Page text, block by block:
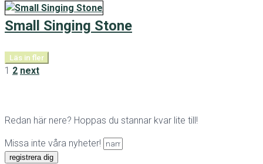
Small Singing Stone
Läs in fler
1 2 next
Redan här nere? Hoppas du stannar kvar lite till!
Missa inte våra nyheter!
registrera dig